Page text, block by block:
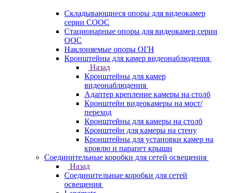
Складывающиеся опоры для видеокамер
серии СООС
Стационарные опоры для видеокамер серии
ООС
Наклоняемые опоры ОГН
Кронштейны для камер видеонаблюдения
Назад
Кронштейны для камер
видеонаблюдения
Адаптер крепление камеры на столб
Кронштейн видеокамеры на мост/
переход
Кронштейны для камеры на столб
Кронштейн для камеры на стену
Кронштейны для установки камер на
кровлю и парапет крыши
Соединительные коробки для сетей освещения
Назад
Соединительные коробки для сетей
освещения